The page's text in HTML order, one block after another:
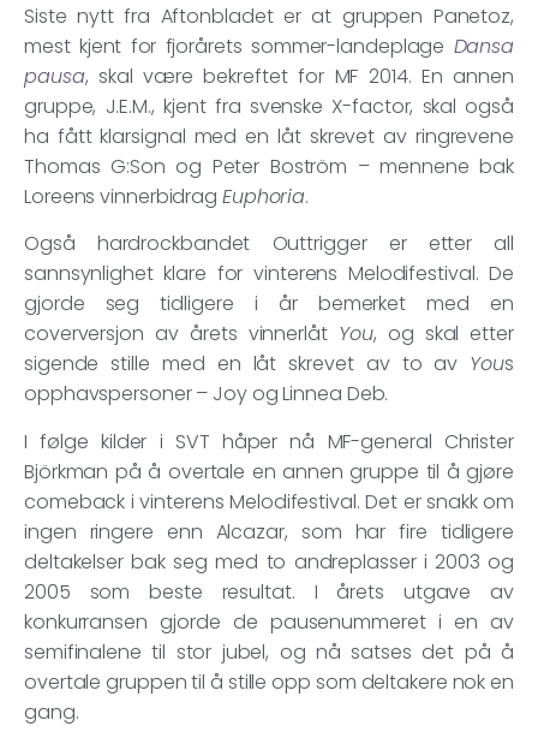
Siste nytt fra Aftonbladet er at gruppen Panetoz,
mest kjent for fjorårets sommer-landeplage Dansa
pausa, skal være bekreftet for MF 2014. En annen
gruppe, J.E.M., kjent fra svenske X-factor, skal også
ha fått klarsignal med en låt skrevet av ringrevene
Thomas G:Son og Peter Boström – mennene bak
Loreens vinnerbidrag Euphoria.
Også hardrockbandet Outtrigger er etter all
sannsynlighet klare for vinterens Melodifestival. De
gjorde seg tidligere i år bemerket med en
coverversjon av årets vinnerlåt You, og skal etter
sigende stille med en låt skrevet av to av Yous
opphavspersoner – Joy og Linnea Deb.
I følge kilder i SVT håper nå MF-general Christer
Björkman på å overtale en annen gruppe til å gjøre
comeback i vinterens Melodifestival. Det er snakk om
ingen ringere enn Alcazar, som har fire tidligere
deltakelser bak seg med to andreplasser i 2003 og
2005 som beste resultat. I årets utgave av
konkurransen gjorde de pausenummeret i en av
semifinalene til stor jubel, og nå satses det på å
overtale gruppen til å stille opp som deltakere nok en
gang.